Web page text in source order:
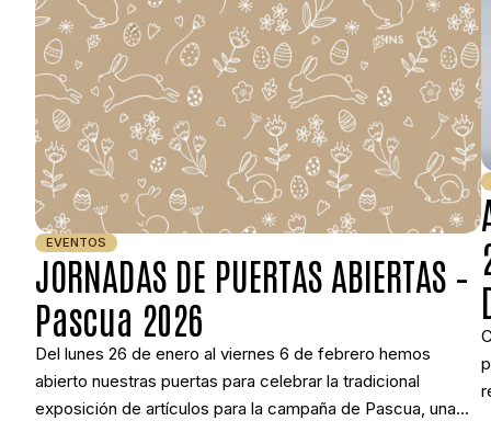
JORNADAS DE PUERTAS ABIERTAS –
Pascua 2026
EVENTOS
Del lunes 26 de enero al viernes 6 de febrero hemos
abierto nuestras puertas para celebrar la tradicional
exposición de artículos para la campaña de Pascua, una